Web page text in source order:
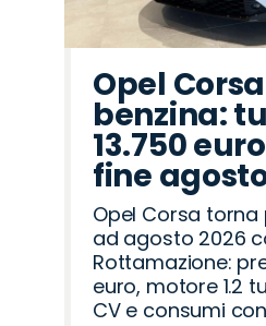
Opel Corsa
benzina:
13.750
fine
Opel Corsa
ad agosto 2026
Rottamazione:
euro, motore 1.2
CV e consumi